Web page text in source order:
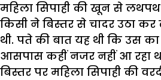
महिला सिपाही की खून से लथपथ
किसी ने बिस्तर से चादर उठा
थी. पते की बात यह थी कि उस
आसपास कहीं नजर नहीं आ रहा
बिस्तर पर महिला सिपाही की